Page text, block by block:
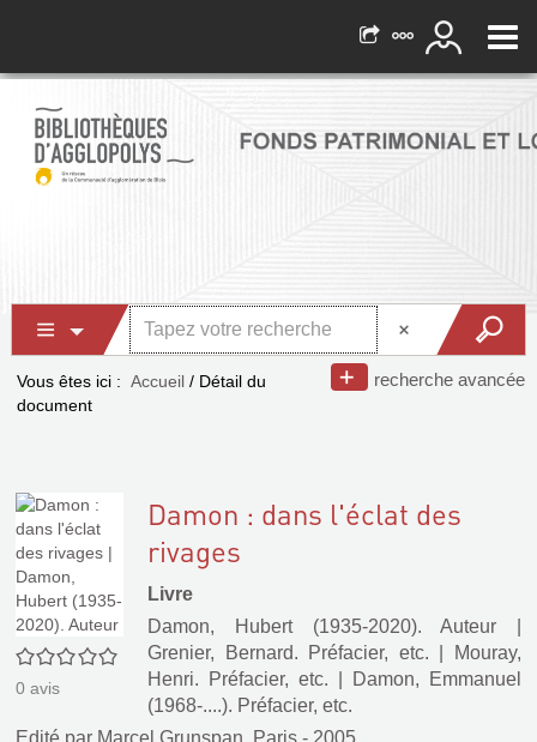
recherche avancée
Vous êtes ici : Accueil / Détail du
document
0/5
0 avis
Damon : dans l'éclat des
rivages
Livre
Damon, Hubert (1935-2020). Auteur
Grenier, Bernard. Préfacier, etc.
Mouray,
Henri. Préfacier, etc.
Damon, Emmanuel
(1968-....). Préfacier, etc.
Edité par Marcel Grunspan. Paris - 2005